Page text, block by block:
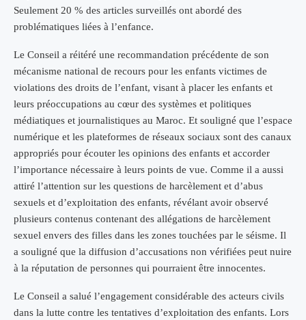
Seulement 20 % des articles surveillés ont abordé des
problématiques liées à l’enfance.
Le Conseil a réitéré une recommandation précédente de son
mécanisme national de recours pour les enfants victimes de
violations des droits de l’enfant, visant à placer les enfants et
leurs préoccupations au cœur des systèmes et politiques
médiatiques et journalistiques au Maroc. Et souligné que l’espace
numérique et les plateformes de réseaux sociaux sont des canaux
appropriés pour écouter les opinions des enfants et accorder
l’importance nécessaire à leurs points de vue. Comme il a aussi
attiré l’attention sur les questions de harcèlement et d’abus
sexuels et d’exploitation des enfants, révélant avoir observé
plusieurs contenus contenant des allégations de harcèlement
sexuel envers des filles dans les zones touchées par le séisme. Il
a souligné que la diffusion d’accusations non vérifiées peut nuire
à la réputation de personnes qui pourraient être innocentes.
Le Conseil a salué l’engagement considérable des acteurs civils
dans la lutte contre les tentatives d’exploitation des enfants. Lors